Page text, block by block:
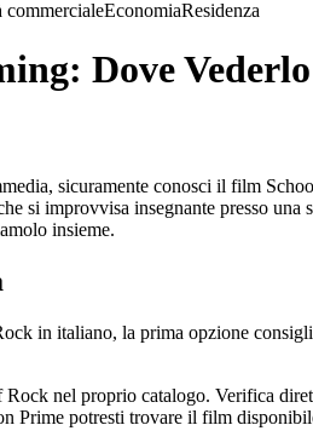
commercialeEconomiaResidenza
Dove
sicuramente conosci il film
si improvvisa insegnante presso
insieme.
in italiano, la prima opzione
nel proprio catalogo. Verifica
Prime potresti trovare il film